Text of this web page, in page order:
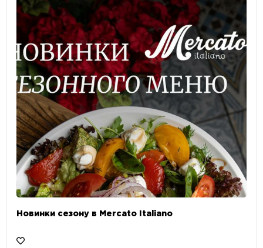
Новинки сезону в Mercato Italiano